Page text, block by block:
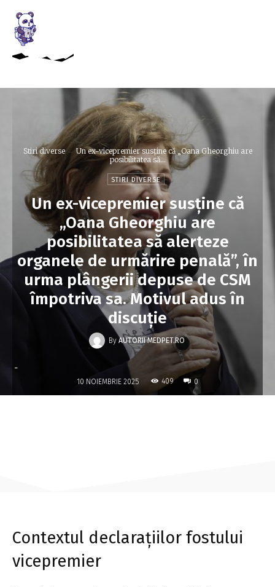
Stiri diverse
Un ex-vicepremier susține că „Oana Gheorghiu are
posibilitatea să...
STIRI DIVERSE
Un ex-vicepremier susține că
„Oana Gheorghiu are
posibilitatea să alerteze
organele de urmărire penală”, în
urma plângerii depuse de CSM
împotriva sa. Motivul adus în
discuție
By AUTORII MEDPET.RO
-
10 NOIEMBRIE 2025 409 0
Contextul declarațiilor fostului
vicepremier